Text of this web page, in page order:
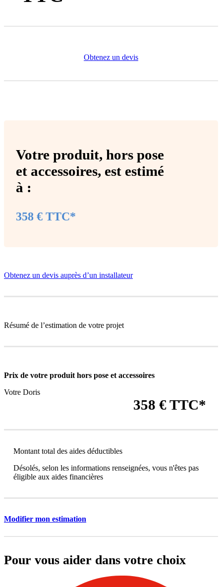
Obtenez un devis
Votre produit, hors pose
et accessoires, est estimé
à :
358 € TTC*
Obtenez un devis auprès d’un installateur
Résumé de l’estimation de votre projet
Prix de votre produit hors pose et accessoires
Votre Doris
358 € TTC*
Montant total des aides déductibles
Désolés, selon les informations renseignées, vous n'êtes pas
éligible aux aides financières
Modifier mon estimation
Pour vous aider dans votre choix